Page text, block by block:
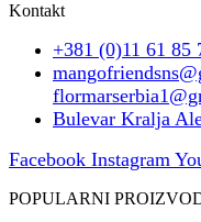
Kontakt
+381 (0)11 61 85
Bulevar Kralja
Facebook Instagram
POPULARNI